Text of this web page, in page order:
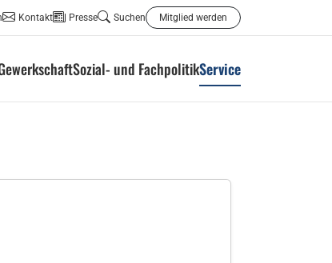
Kontakt Presse Suchen Mitglied werden
Sozial- und FachpolitikService